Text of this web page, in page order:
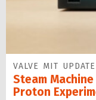
VALVE MIT UPDATE
Steam
Proton